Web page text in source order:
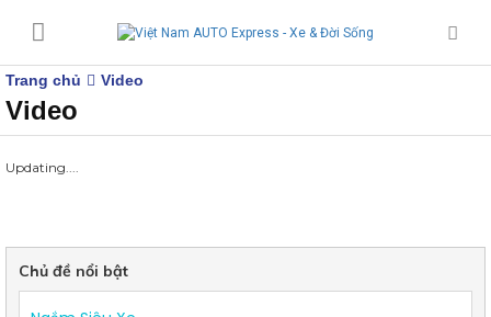
Trang chủ Video
Video
Updating....
Chủ đề nổi bật